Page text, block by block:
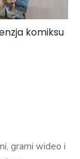
komiksu
grami wideo i